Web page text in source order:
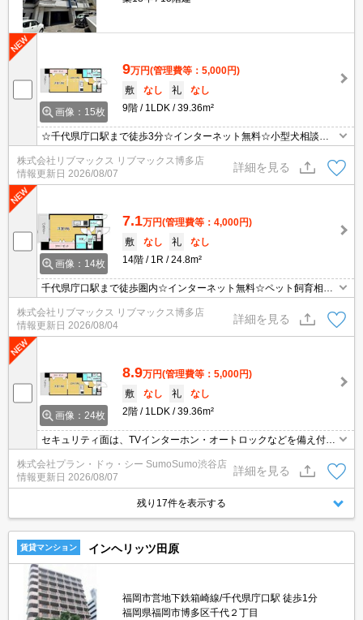
画像：15枚
9万円(管理費等：5,000円)
敷
なし 礼
なし
9階
1LDK 39.36m²
☆千代県庁口駅まで徒歩3分☆インターネット無料☆小型犬相談☆
株式会社リブマックス リブマックス博多店
情報更新日 2026/08/07
詳細を見る
画像：14枚
7.1万円(管理費等：4,000円)
敷
なし 礼
なし
14階
1R 24.8m²
千代県庁口駅まで徒歩圏内☆インターネット無料☆ペット飼育相談
株式会社リブマックス リブマックス博多店
情報更新日 2026/08/04
詳細を見る
画像：24枚
8.9万円(管理費等：5,000円)
敷
なし 礼
なし
2階
1LDK 39.36m²
セキュリティ面は、TVインターホン・オートロックなどを備え付け
ットなど豊富なので、広々と空間を利用することも可能です。入浴
後でも温度や湿度に悩まされずに化粧やヘアメイクができる独立洗
株式会社プラン・ドゥ・シー SumoSumo渋谷店
情報更新日 2026/08/07
詳細を見る
残り17件を表示する
賃貸マンション インヘリッツ田原
福岡市営地下鉄箱崎線/千代県庁口駅 徒歩1分
福岡県福岡市博多区千代２丁目